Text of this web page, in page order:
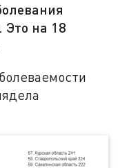
Это на 18